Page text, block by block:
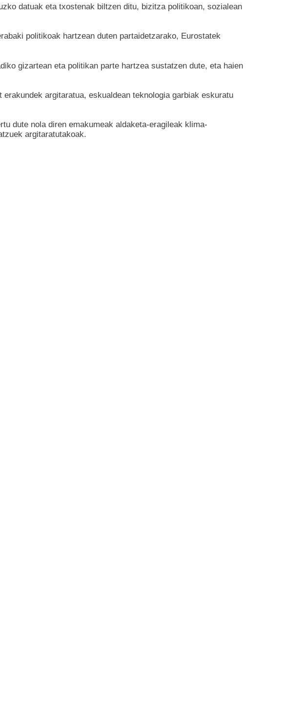
datuak eta txostenak biltzen ditu, bizitza politikoan, sozialean
politikoak hartzean duten partaidetzarako, Eurostatek
gizartean eta politikan parte hartzea sustatzen dute, eta haien
erakundek argitaratua, eskualdean teknologia garbiak eskuratu
dute nola diren emakumeak aldaketa-eragileak klima-
argitaratutakoak.